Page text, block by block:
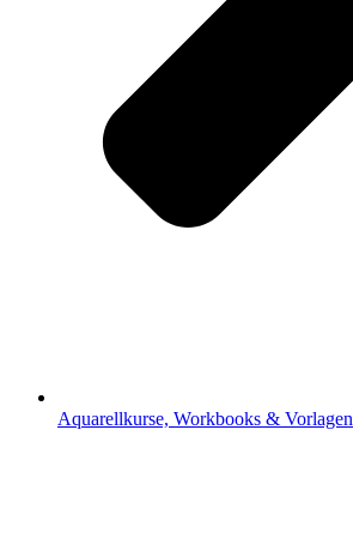
Aquarellkurse, Workbooks & Vorlagen